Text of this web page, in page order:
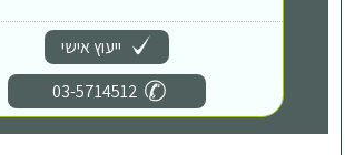
ייעוץ אישי
03-5714512